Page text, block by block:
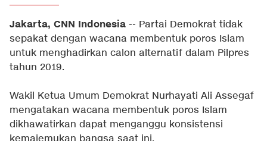
Jakarta, CNN Indonesia -- Partai Demokrat tidak
sepakat dengan wacana membentuk poros Islam
untuk menghadirkan calon alternatif dalam Pilpres
tahun 2019.
Wakil Ketua Umum Demokrat Nurhayati Ali Assegaf
mengatakan wacana membentuk poros Islam
dikhawatirkan dapat menganggu konsistensi